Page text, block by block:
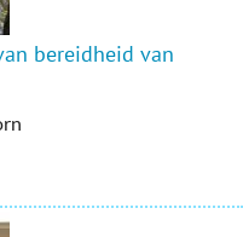
bereidheid van